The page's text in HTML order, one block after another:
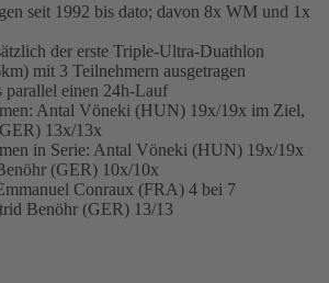
seit 1992 bis dato; davon 8x WM und 1x
der erste Triple-Ultra-Duathlon
mit 3 Teilnehmern ausgetragen
parallel einen 24h-Lauf
Antal Vöneki (HUN) 19x/19x im Ziel,
13x/13x
in Serie: Antal Vöneki (HUN) 19x/19x
(GER) 10x/10x
Conraux (FRA) 4 bei 7
Benöhr (GER) 13/13